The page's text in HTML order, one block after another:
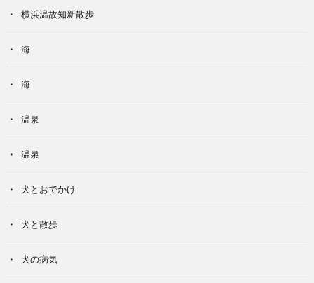
横浜温故知新散歩
海
海
温泉
温泉
犬とおでかけ
犬と散歩
犬の病気